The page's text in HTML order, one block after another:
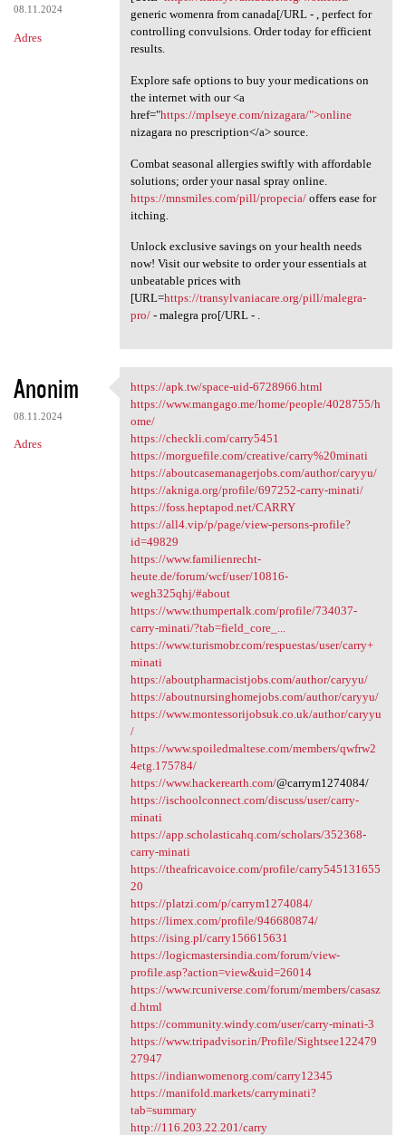
08.11.2024
Adres
generic womenra from canada[/URL - , perfect for
controlling convulsions. Order today for efficient
results.
Explore safe options to buy your medications on
the internet with our <a
href="https://mplseye.com/nizagara/">online
nizagara no prescription</a> source.
Combat seasonal allergies swiftly with affordable
solutions; order your nasal spray online.
https://mnsmiles.com/pill/propecia/offers ease for
itching.
Unlock exclusive savings on your health needs
now! Visit our website to order your essentials at
unbeatable prices with
[URL=https://transylvaniacare.org/pill/malegra-
pro/- malegra pro[/URL - .
Anonim
08.11.2024
Adres
https://apk.tw/space-uid
https://apk.tw/space-uid-6728966.html
https://www.mangago.me/home/people/4028755/h
ome/
https://checkli.com/carry5451
https://morguefile.com/creative/carry%20minati
https://aboutcasemanagerjobs.com/author/caryyu/
https://akniga.org/profile/697252-carry-minati/
https://foss.heptapod.net/CARRY
https://all4.vip/p/page/view-persons-profile?
id=49829
https://www.familienrecht-
heute.de/forum/wcf/user/10816-
wegh325qhj/#about
https://www.thumpertalk.com/profile/734037-
carry-minati/?tab=field_core_...
https://www.turismobr.com/respuestas/user/carry+
minati
https://aboutpharmacistjobs.com/author/caryyu/
https://aboutnursinghomejobs.com/author/caryyu/
https://www.montessorijobsuk.co.uk/author/caryyu
/
https://www.spoiledmaltese.com/members/qwfrw2
4etg.175784/
https://www.hackerearth.com/@carrym1274084/
https://ischoolconnect.com/discuss/user/carry-
minati
https://app.scholasticahq.com/scholars/352368-
carry-minati
https://theafricavoice.com/profile/carry545131655
20
https://platzi.com/p/carrym1274084/
https://limex.com/profile/946680874/
https://ising.pl/carry156615631
https://logicmastersindia.com/forum/view-
profile.asp?action=view&uid=26014
https://www.rcuniverse.com/forum/members/casasz
d.html
https://community.windy.com/user/carry-minati-3
https://www.tripadvisor.in/Profile/Sightsee122479
27947
https://indianwomenorg.com/carry12345
https://manifold.markets/carryminati?
tab=summary
http://116.203.22.201/carry